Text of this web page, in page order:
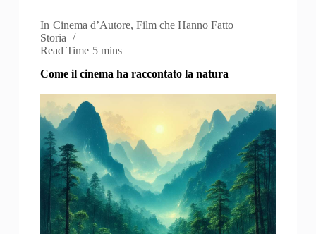
In Cinema d’Autore, Film che Hanno Fatto
Storia
Read Time 5 mins
Come il cinema ha raccontato la natura